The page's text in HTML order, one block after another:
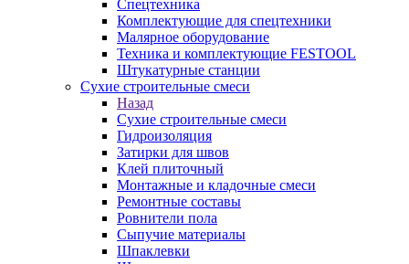
Спецтехника
Комплектующие для спецтехники
Малярное оборудование
Техника и комплектующие FESTOOL
Штукатурные станции
Сухие строительные смеси
Назад
Сухие строительные смеси
Гидроизоляция
Затирки для швов
Клей плиточный
Монтажные и кладочные смеси
Ремонтные составы
Ровнители пола
Сыпучие материалы
Шпаклевки